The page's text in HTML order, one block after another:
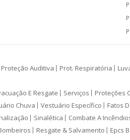
Proteção Auditiva Prot. Respiratória
E Resgate Serviços Proteções
Chuva Vestuário Específico Fatos
Sinalética Combate A
Resgate & Salvamento Epcs